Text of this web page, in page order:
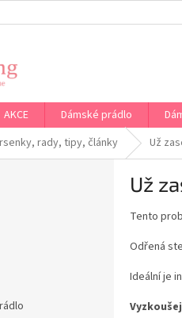
AKCE Dámské prádlo
rady, tipy, články Už
Už
Tento
Odřená
Ideální je